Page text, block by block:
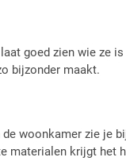
goed zien wie ze
bijzonder maakt.
woonkamer zie je
materialen krijgt het